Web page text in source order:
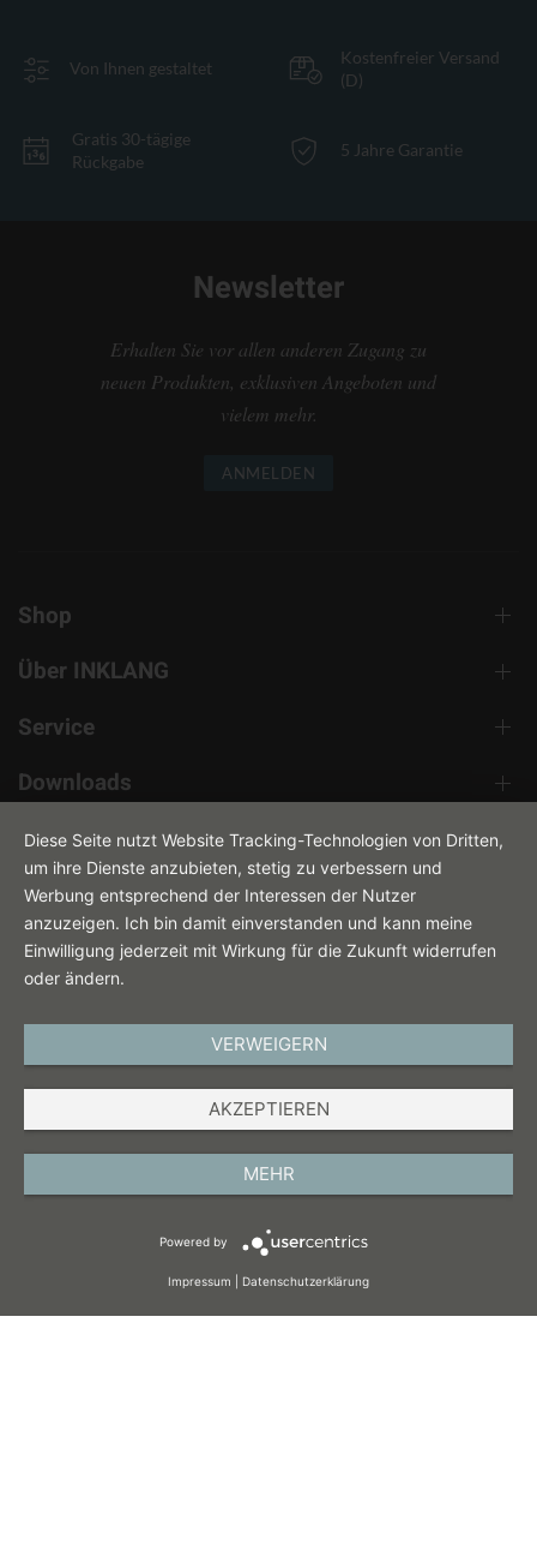
Von Ihnen gestaltet
Kostenfreier Versand
(D)
Gratis 30-tägige
Rückgabe
5 Jahre Garantie
Newsletter
Erhalten Sie vor allen anderen Zugang zu
neuen Produkten, exklusiven Angeboten und
vielem mehr.
ANMELDEN
Shop
Über INKLANG
Service
Downloads
Kontakt
Diese Seite nutzt Website Tracking-Technologien von Dritten,
um ihre Dienste anzubieten, stetig zu verbessern und
Werbung entsprechend der Interessen der Nutzer
anzuzeigen. Ich bin damit einverstanden und kann meine
Einwilligung jederzeit mit Wirkung für die Zukunft widerrufen
oder ändern.
VERWEIGERN
AKZEPTIEREN
MEHR
Powered by
Impressum Datenschutzerklärung